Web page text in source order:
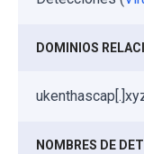
DOMINIOS
NOMBRES DE